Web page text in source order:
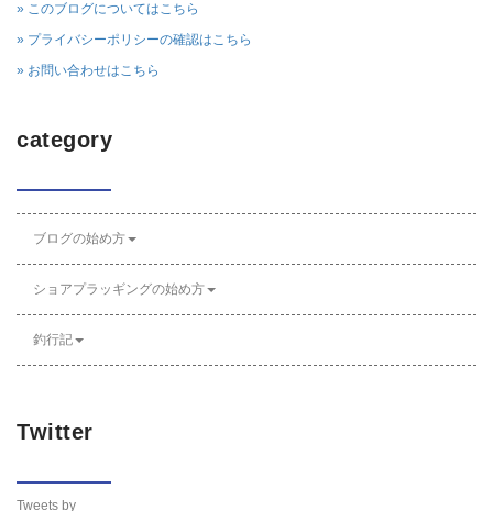
» このブログについてはこちら
» プライバシーポリシーの確認はこちら
» お問い合わせはこちら
category
ブログの始め方
ショアプラッギングの始め方
釣行記
Twitter
Tweets by